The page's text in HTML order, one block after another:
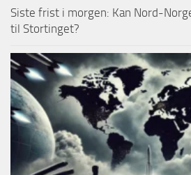
Siste frist i morgen: Kan Nord-
til Stortinget?